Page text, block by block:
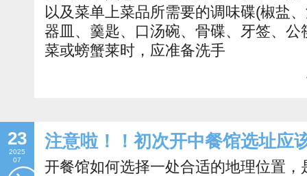
以及菜单上菜品所需要的调味碟(椒盐
器皿、羹匙、口汤碗、骨碟、牙签、
菜或螃蟹莱时，应准备洗手
23
2025
07
注意啦！！初次开中餐馆选址应
开餐馆如何选择一处合适的地理位置